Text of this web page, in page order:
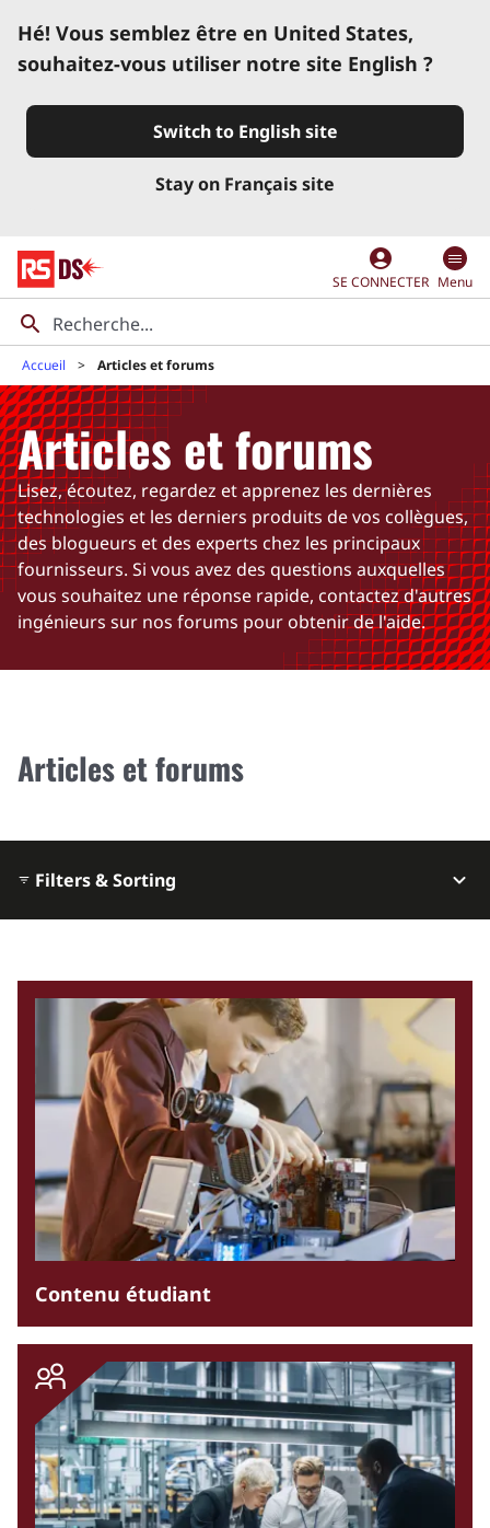
Hé! Vous semblez être en United States,
souhaitez-vous utiliser notre site English ?
Switch to English site
Stay on Français site
account_circle
SE CONNECTER Menu
Accueil Articles et forums
Articles et forums
Lisez, écoutez, regardez et apprenez les dernières
technologies et les derniers produits de vos collègues,
des blogueurs et des experts chez les principaux
fournisseurs. Si vous avez des questions auxquelles
vous souhaitez une réponse rapide, contactez d'autres
ingénieurs sur nos forums pour obtenir de l'aide.
Articles et forums
Filters & Sorting
Contenu étudiant